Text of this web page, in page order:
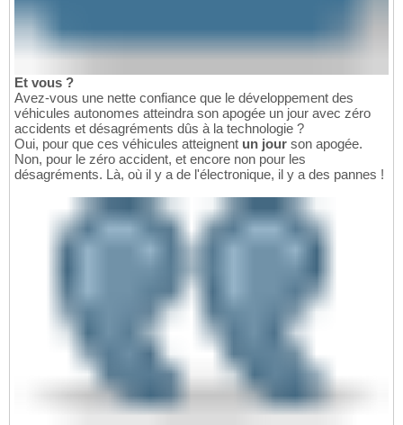
Et vous ?
Avez-vous une nette confiance que le développement des
véhicules autonomes atteindra son apogée un jour avec zéro
accidents et désagréments dûs à la technologie ?
Oui, pour que ces véhicules atteignent un jour son apogée.
Non, pour le zéro accident, et encore non pour les
désagréments. Là, où il y a de l'électronique, il y a des pannes !